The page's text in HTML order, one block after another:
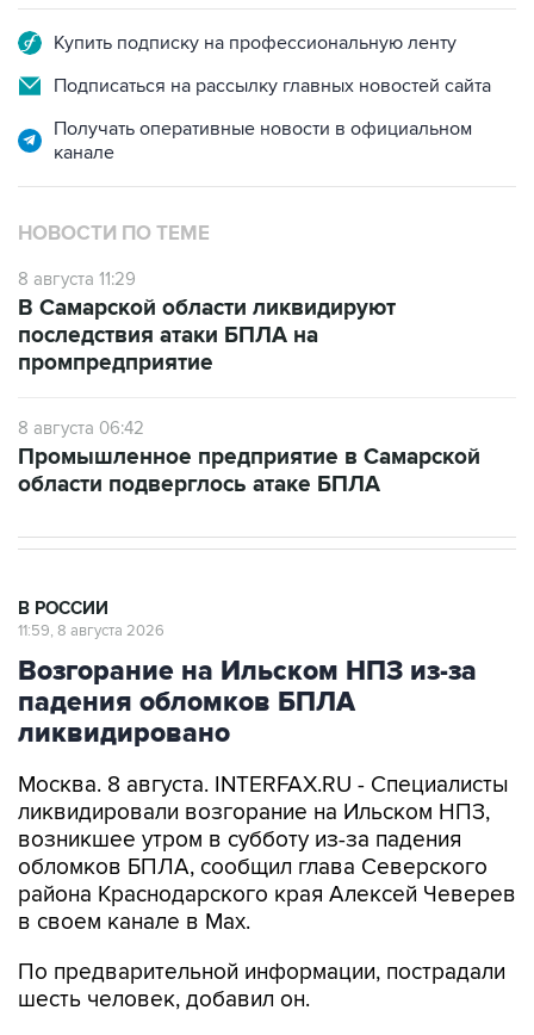
Купить подписку на профессиональную ленту
Подписаться на рассылку главных новостей сайта
Получать оперативные новости в официальном
канале
НОВОСТИ ПО ТЕМЕ
8 августа 11:29
В Самарской области ликвидируют
последствия атаки БПЛА на
промпредприятие
8 августа 06:42
Промышленное предприятие в Самарской
области подверглось атаке БПЛА
В РОССИИ
11:59, 8 августа 2026
Возгорание на Ильском НПЗ из-за
падения обломков БПЛА
ликвидировано
Москва. 8 августа. INTERFAX.RU - Специалисты
ликвидировали возгорание на Ильском НПЗ,
возникшее утром в субботу из-за падения
обломков БПЛА, сообщил глава Северского
района Краснодарского края Алексей Чеверев
в своем канале в Max.
По предварительной информации, пострадали
шесть человек, добавил он.